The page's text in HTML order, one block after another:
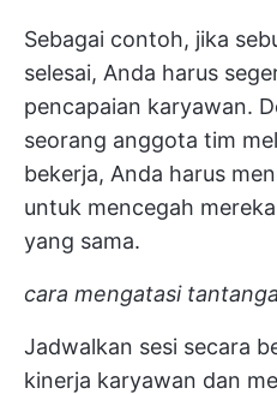
Sebagai contoh, jika
selesai, Anda harus
pencapaian karyawan.
seorang anggota tim
bekerja, Anda harus
untuk mencegah
yang sama.
cara mengatasi
Jadwalkan sesi secara
kinerja karyawan dan